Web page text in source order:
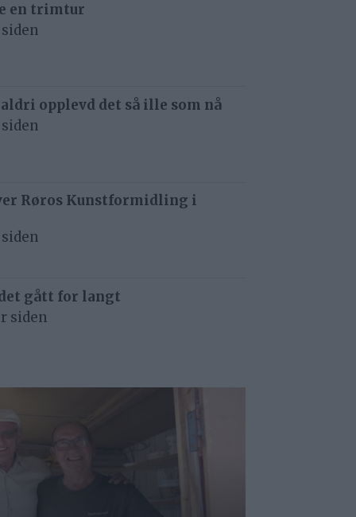
en trimtur
aldri opplevd det så ille som nå
Røros Kunstformidling i
gått for langt
siden